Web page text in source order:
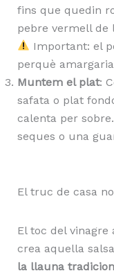
fins que quedin
pebre vermell de
Important: el
perquè
Muntem el plat:
safata o plat
calenta per
seques o una
El truc de casa
El toc del
crea aquella
la llauna